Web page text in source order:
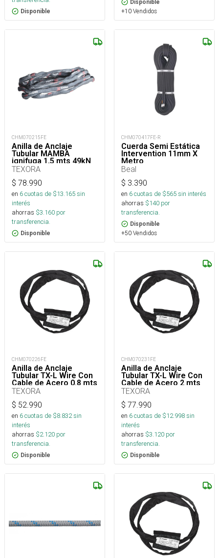
Disponible
Disponible
+10 Vendidos
CHM070215FE
Anilla de Anclaje
Tubular MAMBA
ignifuga 1,5 mts 49kN
TEXORA
$ 78.990
en 6cuotas de $13.165sin
interés
ahorras $3.160 por
transferencia.
Disponible
CHM070417FE-R
Cuerda Semi Estática
Intervention 11mm X
Metro
Beal
$ 3.390
en 6cuotas de $565sin interés
ahorras $140 por
transferencia.
Disponible
+50 Vendidos
CHM070226FE
Anilla de Anclaje
Tubular TX-L Wire Con
Cable de Acero 0.8 mts
50kN
TEXORA
$ 52.990
en 6cuotas de $8.832sin
interés
ahorras $2.120 por
transferencia.
Disponible
CHM070231FE
Anilla de Anclaje
Tubular TX-L Wire Con
Cable de Acero 2 mts
50kN
TEXORA
$ 77.990
en 6cuotas de $12.998sin
interés
ahorras $3.120 por
transferencia.
Disponible